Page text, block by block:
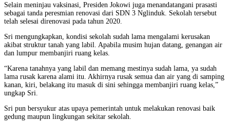
Selain meninjau vaksinasi, Presiden Jokowi juga menandatangani prasasti
sebagai tanda peresmian renovasi dari SDN 3 Nglinduk. Sekolah tersebut
telah selesai direnovasi pada tahun 2020.
Sri mengungkapkan, kondisi sekolah sudah lama mengalami kerusakan
akibat struktur tanah yang labil. Apabila musim hujan datang, genangan air
dan lumpur membanjiri ruang kelas.
“Karena tanahnya yang labil dan memang mestinya sudah lama, ya sudah
lama rusak karena alami itu. Akhirnya rusak semua dan air yang di samping
kanan, kiri, belakang itu masuk di sini sehingga membanjiri ruang kelas,”
ungkap Sri.
Sri pun bersyukur atas upaya pemerintah untuk melakukan renovasi baik
gedung maupun lingkungan sekitar sekolah.